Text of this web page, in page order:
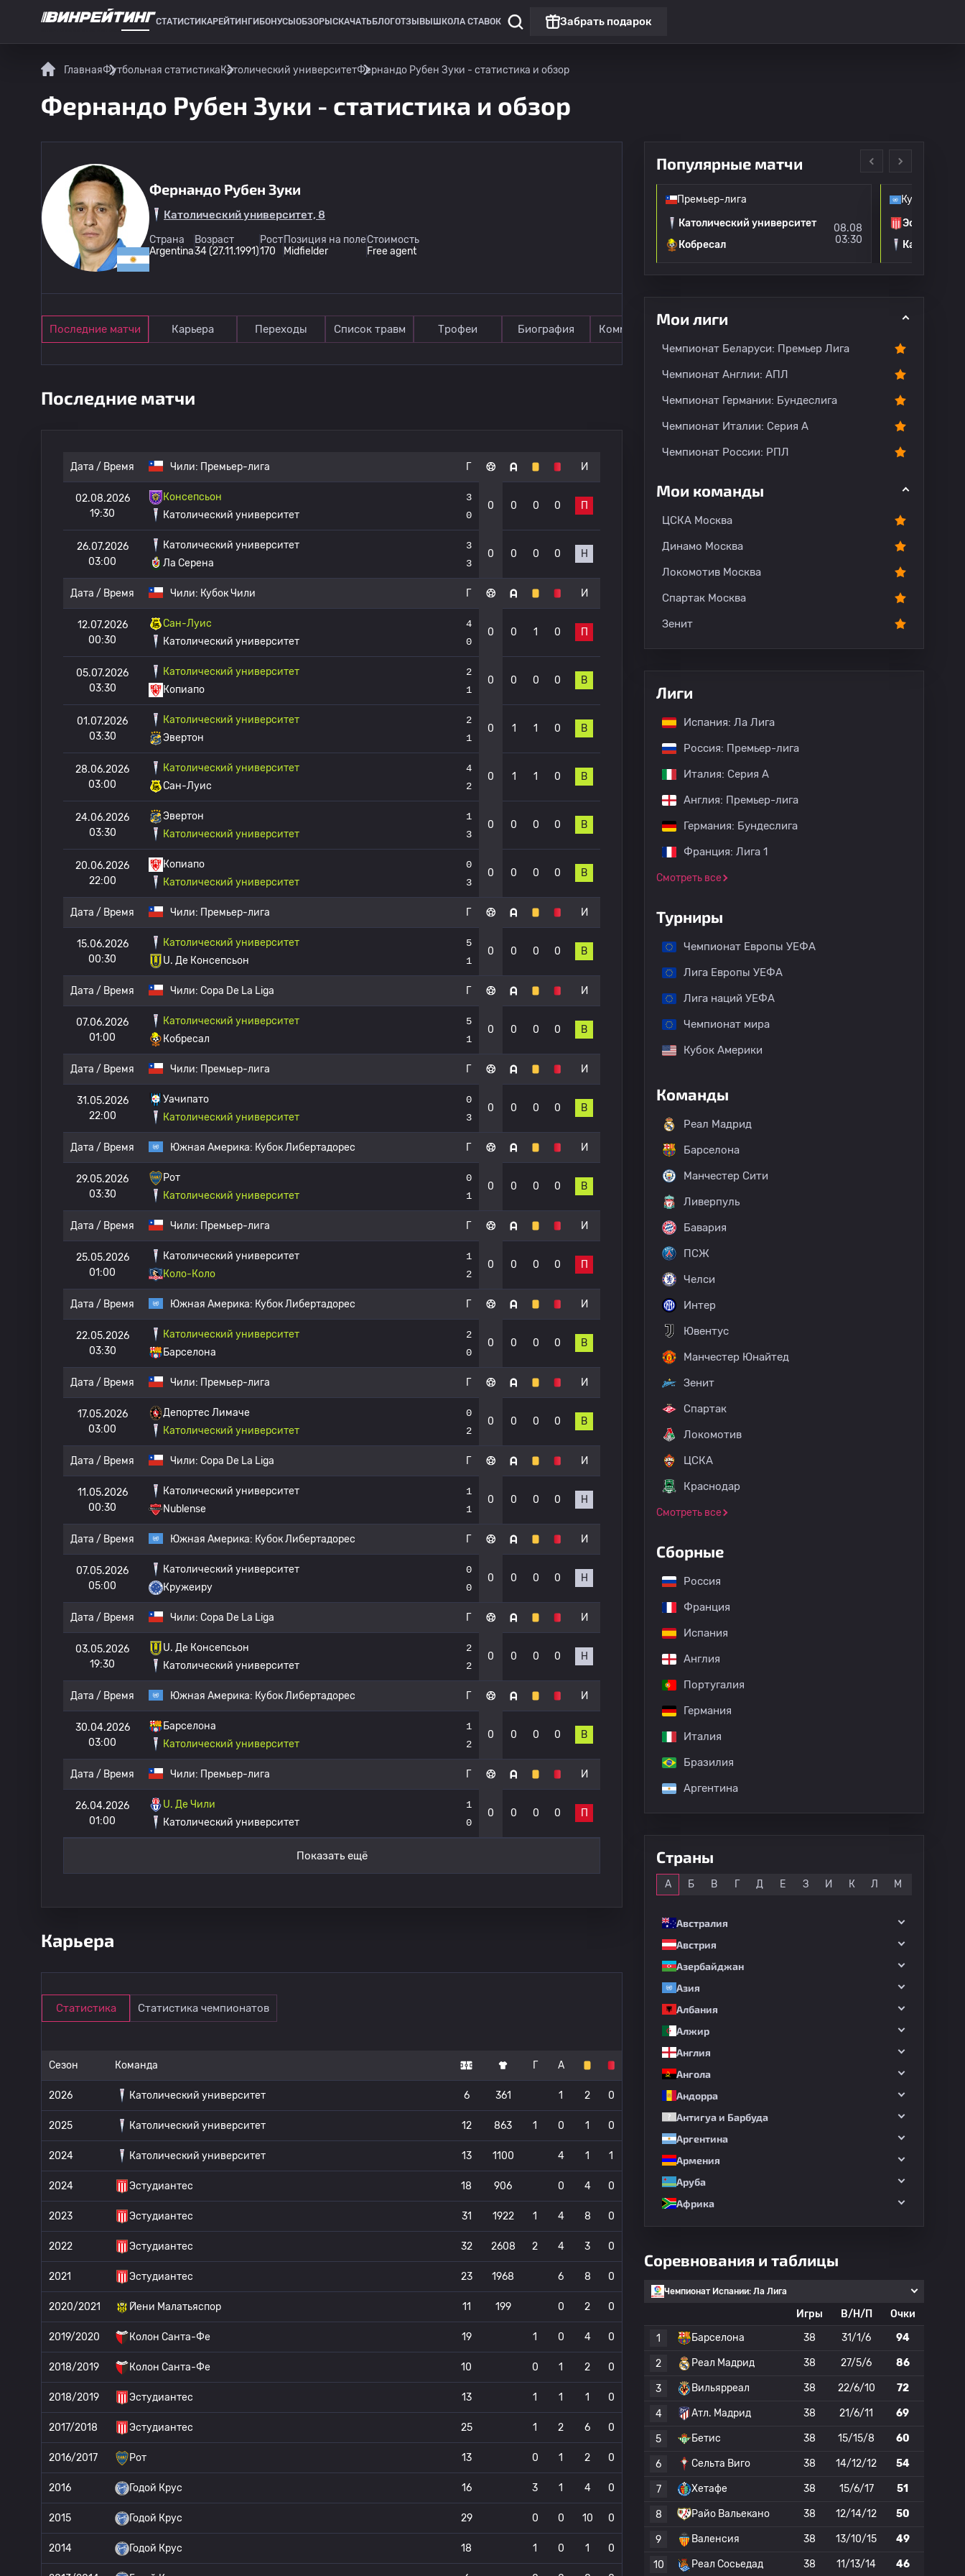
СТАТИСТИКАРЕЙТИНГИ БОНУСЫ ОБЗОРЫ СКАЧАТЬ БЛОГОТЗЫВЫ ШКОЛА СТАВОК Забрать подарок
ГлавнаяФутбольная статистикаКатолический университетФернандо Рубен Зуки - статистика и обзор
Фернандо Рубен Зуки - статистика и обзор
Фернандо Рубен Зуки
Католический университет, 8
Страна
Argentina
Возраст
34 (27.11.1991)
Рост
170
Позиция на поле
Midfielder
Стоимость
Free agent
Последние матчи Карьера Переходы Список травм Трофеи Биография Комментарии
Последние матчи
Дата / Время Чили: Премьер-лига Г И
02.08.2026
19:30
Консепсьон
Католический университет
3
0
0 0 0 0 П
26.07.2026
03:00
Католический университет
Ла Серена
3
3
0 0 0 0 Н
Дата / Время Чили: Кубок Чили Г И
12.07.2026
00:30
Сан-Луис
Католический университет
4
0
0 0 1 0 П
05.07.2026
03:30
Католический университет
Копиапо
2
1
0 0 0 0 В
01.07.2026
03:30
Католический университет
Эвертон
2
1
0 1 1 0 В
28.06.2026
03:00
Католический университет
Сан-Луис
4
2
0 1 1 0 В
24.06.2026
03:30
Эвертон
Католический университет
1
3
0 0 0 0 В
20.06.2026
22:00
Копиапо
Католический университет
0
3
0 0 0 0 В
Дата / Время Чили: Премьер-лига Г И
15.06.2026
00:30
Католический университет
U. Де Консепсьон
5
1
0 0 0 0 В
Дата / Время Чили: Copa De La Liga Г И
07.06.2026
01:00
Католический университет
Кобресал
5
1
0 0 0 0 В
Дата / Время Чили: Премьер-лига Г И
31.05.2026
22:00
Уачипато
Католический университет
0
3
0 0 0 0 В
Дата / Время Южная Америка: Кубок Либертадорес Г И
29.05.2026
03:30
Рот
Католический университет
0
1
0 0 0 0 В
Дата / Время Чили: Премьер-лига Г И
25.05.2026
01:00
Католический университет
Коло-Коло
1
2
0 0 0 0 П
Дата / Время Южная Америка: Кубок Либертадорес Г И
22.05.2026
03:30
Католический университет
Барселона
2
0
0 0 0 0 В
Дата / Время Чили: Премьер-лига Г И
17.05.2026
03:00
Депортес Лимаче
Католический университет
0
2
0 0 0 0 В
Дата / Время Чили: Copa De La Liga Г И
11.05.2026
00:30
Католический университет
Nublense
1
1
0 0 0 0 Н
Дата / Время Южная Америка: Кубок Либертадорес Г И
07.05.2026
05:00
Католический университет
Кружеиру
0
0
0 0 0 0 Н
Дата / Время Чили: Copa De La Liga Г И
03.05.2026
19:30
U. Де Консепсьон
Католический университет
2
2
0 0 0 0 Н
Дата / Время Южная Америка: Кубок Либертадорес Г И
30.04.2026
03:00
Барселона
Католический университет
1
2
0 0 0 0 В
Дата / Время Чили: Премьер-лига Г И
26.04.2026
01:00
U. Де Чили
Католический университет
1
0
0 0 0 0 П
Показать ещё
Карьера
Статистика Статистика чемпионатов
Сезон Команда Г А
2026 Католический университет 6 361 1 2 0
2025 Католический университет 12 863 1 0 1 0
2024 Католический университет 13 1100 4 1 1
2024 Эстудиантес 18 906 0 4 0
2023 Эстудиантес 31 1922 1 4 8 0
2022 Эстудиантес 32 2608 2 4 3 0
2021 Эстудиантес 23 1968 6 8 0
2020/2021 Йени Малатьяспор 11 199 0 2 0
2019/2020 Колон Санта-Фе 19 1 0 4 0
2018/2019 Колон Санта-Фе 10 0 1 2 0
2018/2019 Эстудиантес 13 1 1 1 0
2017/2018 Эстудиантес 25 1 2 6 0
2016/2017 Рот 13 0 1 2 0
2016 Годой Крус 16 3 1 4 0
2015 Годой Крус 29 0 0 10 0
2014 Годой Крус 18 1 0 1 0
Популярные матчи
Премьер-лига
Католический университет
Кобресал
08.08
03:30
Кубок
Мои лиги
Чемпионат Беларуси: Премьер Лига
Чемпионат Англии: АПЛ
Чемпионат Германии: Бундеслига
Чемпионат Италии: Серия А
Чемпионат России: РПЛ
Мои команды
ЦСКА Москва
Динамо Москва
Локомотив Москва
Спартак Москва
Зенит
Лиги
Испания: Ла Лига
Россия: Премьер-лига
Италия: Серия А
Англия: Премьер-лига
Германия: Бундеслига
Франция: Лига 1
Смотреть все
Турниры
Чемпионат Европы УЕФА
Лига Европы УЕФА
Лига наций УЕФА
Чемпионат мира
Кубок Америки
Команды
Реал Мадрид
Барселона
Манчестер Сити
Ливерпуль
Бавария
ПСЖ
Челси
Интер
Ювентус
Манчестер Юнайтед
Зенит
Спартак
Локомотив
ЦСКА
Краснодар
Смотреть все
Сборные
Россия
Франция
Испания
Англия
Португалия
Германия
Италия
Бразилия
Аргентина
Страны
А Б В Г Д Е З И К Л М
Австралия
Австрия
Азербайджан
Азия
Албания
Алжир
Англия
Ангола
Андорра
Антигуа и Барбуда
Аргентина
Армения
Аруба
Африка
Соревнования и таблицы
Чемпионат Испании: Ла Лига
Игры В/Н/П
Очки
1
Барселона 38 31/1/6 94
2 Реал Мадрид 38 27/5/6 86
3 Вильярреал 38 22/6/10 72
4 Атл. Мадрид 38 21/6/11 69
5 Бетис 38 15/15/8 60
6 Сельта Виго 38 14/12/12 54
7 Хетафе 38 15/6/17 51
8 Райо Вальекано 38 12/14/12 50
9 Валенсия 38 13/10/15 49
10 Реал Сосьедад 38 11/13/14 46